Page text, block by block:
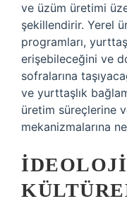
ve üzüm üretimi
şekillendirir. Yerel
programları,
erişebileceğini ve
sofralarına
ve yurttaşlık
üretim süreçlerine
mekanizmalarına